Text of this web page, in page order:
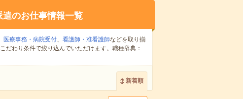
遣のお仕事情報一覧
医療事務・病院受付、 看護師・准看護師などを取り揃
だわり条件で絞り込んでいただけます。職種辞典：
新着順